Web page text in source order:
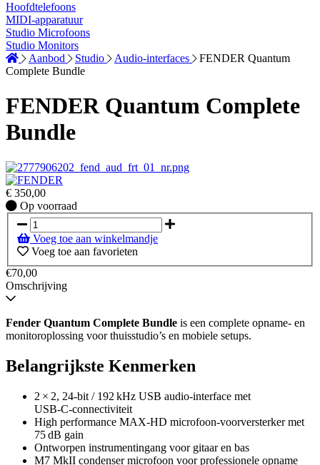
Hoofdtelefoons
MIDI-apparatuur
Studio Microfoons
Studio Monitors
Aanbod
Studio Audio-interfaces
FENDER Quantum
Complete Bundle
FENDER Quantum Complete
Bundle
€ 350,00
Op
voorraad
Op voorraad
Voeg toe aan winkelmandje
Voeg toe aan favorieten
€70,00
Omschrijving
Fender Quantum Complete Bundle is een complete opname‑ en
monitoroplossing voor thuisstudio’s en mobiele setups.
Belangrijkste Kenmerken
2 × 2, 24‑bit / 192 kHz USB audio‑interface met
USB‑C‑connectiviteit
High performance MAX‑HD microfoon‑voorversterker met
75 dB gain
Ontworpen instrumentingang voor gitaar en bas
M7 MkII condenser microfoon voor professionele opname